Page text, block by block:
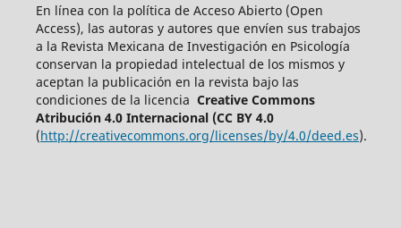
En línea con la política de Acceso Abierto (Open
Access), las autoras y autores que envíen sus trabajos
a la Revista Mexicana de Investigación en Psicología
conservan la propiedad intelectual de los mismos y
aceptan la publicación en la revista bajo las
condiciones de la licencia Creative Commons
Atribución 4.0 Internacional (CC BY 4.0
(http://creativecommons.org/licenses/by/4.0/deed.es).